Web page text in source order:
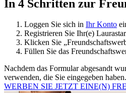
In 4 Schritten zur
Loggen Sie sich in Ihr Konto
Registrieren Sie Ihr(e)
Klicken Sie
Füllen Sie das
Nachdem das Formular abgesandt
verwenden, die Sie eingegeben
WERBEN SIE JETZT EINE(N)